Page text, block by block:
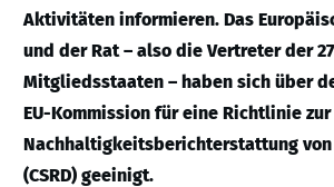
Aktivitäten informieren. Das
und der Rat – also die Vertreter der
Mitgliedsstaaten – haben sich über
EU-Kommission für eine Richtlinie zur
Nachhaltigkeitsberichterstattung von
(CSRD) geeinigt.